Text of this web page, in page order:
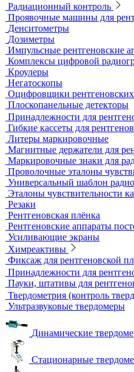
Радиационный контроль
Проявочные машины для
Денситометры
Дозиметры
Импульсные рентгеновские
Комплексы цифровой
Кроулеры
Негатоскопы
Оцифровщики
Плоскопанельные детекторы
Принадлежности для
Гибкие кассеты для
Литеры маркировочные
Магнитные держатели для
Маркировочные знаки для
Проволочные эталоны
Универсальный шаблон
Эталоны чувствительности
Резаки
Рентгеновская плёнка
Рентгеновские аппараты
Усиливающие экраны
Химреактивы
Фиксаж для рентгеновской
Принадлежности для
Пауки, штативы для
Твердометрия (контроль
Ультразвуковые твердомеры
Динамические
Стационарные